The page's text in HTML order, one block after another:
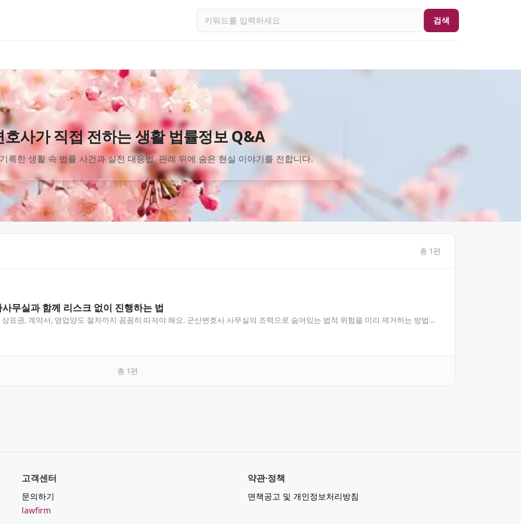
검색
호사가 직접 전하는 생활 법률정보 Q&A
록한 생활 속 법률 사건과 실전 대응법. 판례 뒤에 숨은 현실 이야기를 전합니다.
총 1편
무실과 함께 리스크 없이 진행하는 법
표권, 계약서, 영업양도 절차까지 꼼꼼히 따져야 해요. 군산변호사 사무실의 조력으로 숨어있는 법적 위험을 미리 제거하는 방법을
총 1편
고객센터
문의하기
lawfirm
약관·정책
면책공고 및 개인정보처리방침